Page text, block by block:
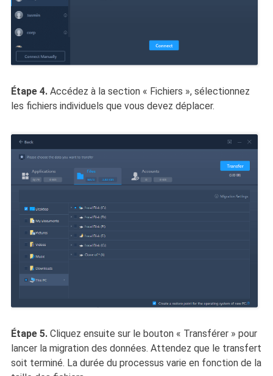
Étape 4.Accédez à la section « Fichiers », sélectionnez
les fichiers individuels que vous devez déplacer.
Étape 5.Cliquez ensuite sur le bouton « Transférer » pour
lancer la migration des données. Attendez que le transfert
soit terminé. La durée du processus varie en fonction de la